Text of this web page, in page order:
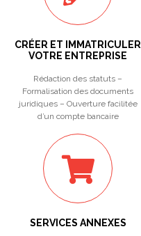
CRÉER ET IMMATRICULER
VOTRE ENTREPRISE
Rédaction des statuts –
Formalisation des documents
juridiques – Ouverture facilitée
d’un compte bancaire
SERVICES ANNEXES